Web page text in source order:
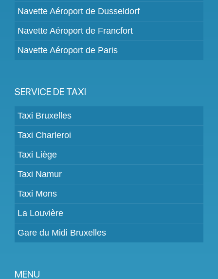
Navette Aéroport de Dusseldorf
Navette Aéroport de Francfort
Navette Aéroport de Paris
SERVICE DE TAXI
Taxi Bruxelles
Taxi Charleroi
Taxi Liège
Taxi Namur
Taxi Mons
La Louvière
Gare du Midi Bruxelles
MENU